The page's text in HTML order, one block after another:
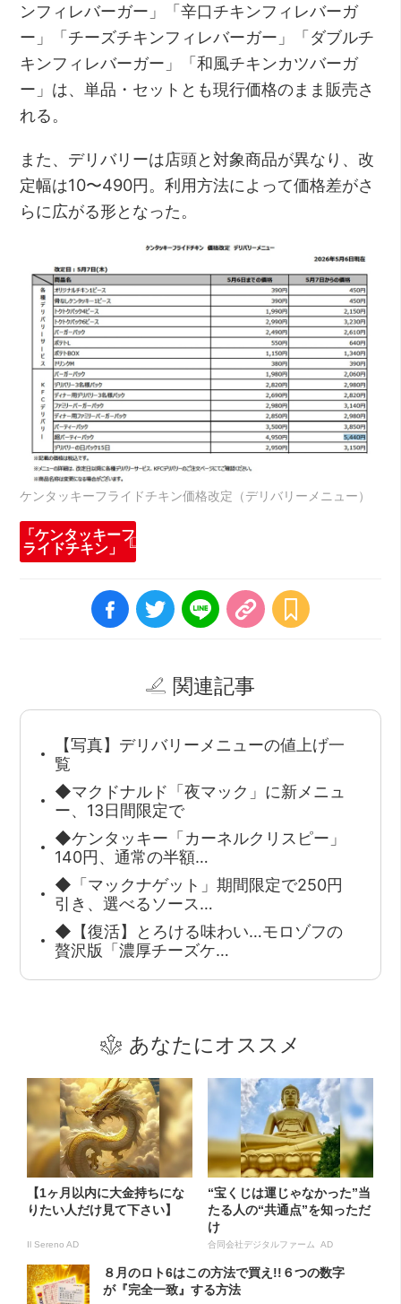
ンフィレバーガー」「辛口チキンフィレバーガ
ー」「チーズチキンフィレバーガー」「ダブルチ
キンフィレバーガー」「和風チキンカツバーガ
ー」は、単品・セットとも現行価格のまま販売さ
れる。
また、デリバリーは店頭と対象商品が異なり、改
定幅は10〜490円。利用方法によって価格差がさ
らに広がる形となった。
ケンタッキーフライドチキン価格改定（デリバリーメニュー）
「ケンタッキーフ
ライドチキン」
関連記事
【写真】デリバリーメニューの値上げ一
覧
◆マクドナルド「夜マック」に新メニュ
ー、13日間限定で
◆ケンタッキー「カーネルクリスピー」
140円、通常の半額…
◆「マックナゲット」期間限定で250円
引き、選べるソース…
◆【復活】とろける味わい…モロゾフの
贅沢版「濃厚チーズケ…
あなたにオススメ
【1ヶ月以内に大金持ちにな
りたい人だけ見て下さい】
Il Sereno AD
“宝くじは運じゃなかった”当
たる人の“共通点”を知っただ
け
合同会社デジタルファーム AD
８月のロト6はこの方法で買え!!６つの数字
が『完全一致』する方法